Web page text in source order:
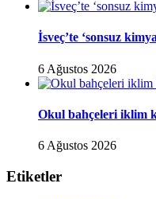
İsveç’te ‘sonsuz
6 Ağustos 2026
Okul bahçeleri iklim
6 Ağustos 2026
Etiketler